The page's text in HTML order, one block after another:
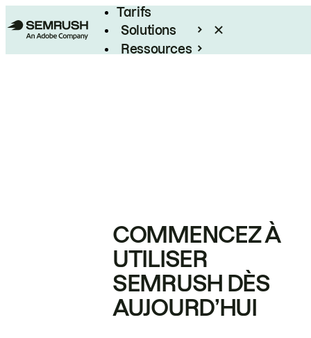
Tarifs
Solutions
Ressources
COMMENCEZ À
UTILISER
SEMRUSH DÈS
AUJOURD’HUI